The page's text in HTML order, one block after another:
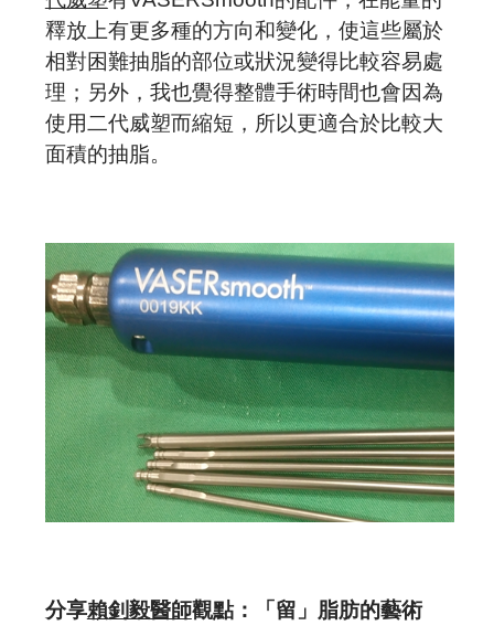
釋放上有更多種的方向和變化，使這些屬於
相對困難抽脂的部位或狀況變得比較容易處
理；另外，我也覺得整體手術時間也會因為
使用二代威塑而縮短，所以更適合於比較大
面積的抽脂。
分享賴釗毅醫師觀點：「留」脂肪的藝術